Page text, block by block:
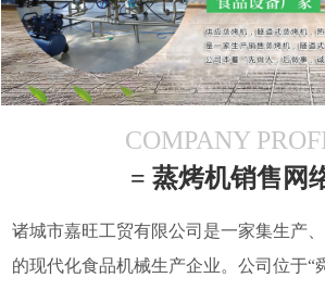
COMPANY
= 蒸烤机销售网
诸城市嘉旺工贸有限公司是一家集生产
的现代化食品机械生产企业。公司位于“